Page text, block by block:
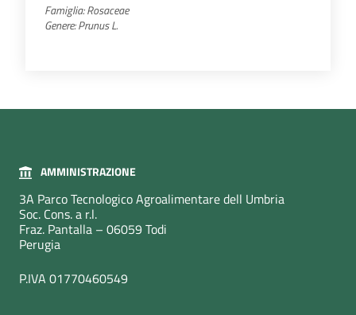
Famiglia:Rosaceae
Genere:PrunusL.
AMMINISTRAZIONE
3A Parco Tecnologico Agroalimentare dell Umbria
Soc. Cons. a r.l.
Fraz. Pantalla – 06059 Todi
Perugia
P.IVA 01770460549